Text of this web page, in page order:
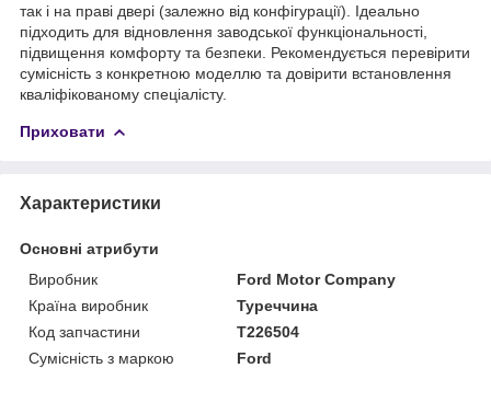
так і на праві двері (залежно від конфігурації). Ідеально
підходить для відновлення заводської функціональності,
підвищення комфорту та безпеки. Рекомендується перевірити
сумісність з конкретною моделлю та довірити встановлення
кваліфікованому спеціалісту.
Приховати
Характеристики
Основні атрибути
Виробник
Ford Motor Company
Країна виробник
Туреччина
Код запчастини
T226504
Сумісність з маркою
Ford